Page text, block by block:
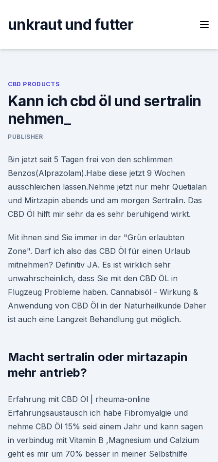
content
unkraut und futter
CBD PRODUCTS
Kann ich cbd öl und sertralin
nehmen_
PUBLISHER
Bin jetzt seit 5 Tagen frei von den schlimmen
Benzos(Alprazolam).Habe diese jetzt 9 Wochen
ausschleichen lassen.Nehme jetzt nur mehr Quetialan
und Mirtzapin abends und am morgen Sertralin. Das
CBD Öl hilft mir sehr da es sehr beruhigend wirkt.
Mit ihnen sind Sie immer in der "Grün erlaubten
Zone". Darf ich also das CBD Öl für einen Urlaub
mitnehmen? Definitiv JA. Es ist wirklich sehr
unwahrscheinlich, dass Sie mit den CBD ÖL in
Flugzeug Probleme haben. Cannabisöl - Wirkung &
Anwendung von CBD Öl in der Naturheilkunde Daher
ist auch eine Langzeit Behandlung gut möglich.
Macht sertralin oder mirtazapin
mehr antrieb?
Erfahrung mit CBD Öl | rheuma-online
Erfahrungsaustausch ich habe Fibromyalgie und
nehme CBD Öl 15% seid einem Jahr und kann sagen
in verbindug mit Vitamin B ,Magnesium und Calzium
geht es mir um 70% besser in meiner Selbsthilfe